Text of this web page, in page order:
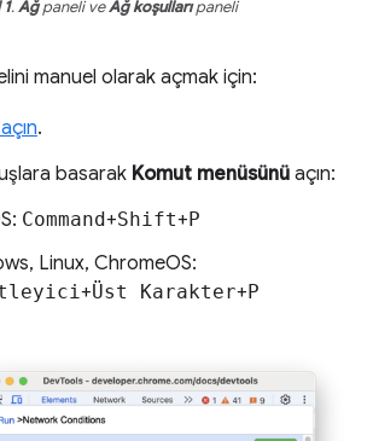
1.Ağpaneli veAğ koşullarıpaneli
manuel olarak açmak için:
.
basarak Komut menüsünü açın:
Command+Shift+P
Linux, ChromeOS:
+Üst Karakter+P